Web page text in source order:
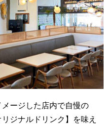
ージした店内で自慢の
ジナルドリンク】を味え